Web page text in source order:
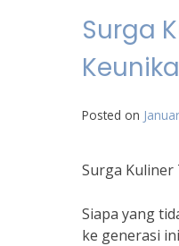
Surga
Posted on
Surga Kuliner
Siapa yang
ke generasi